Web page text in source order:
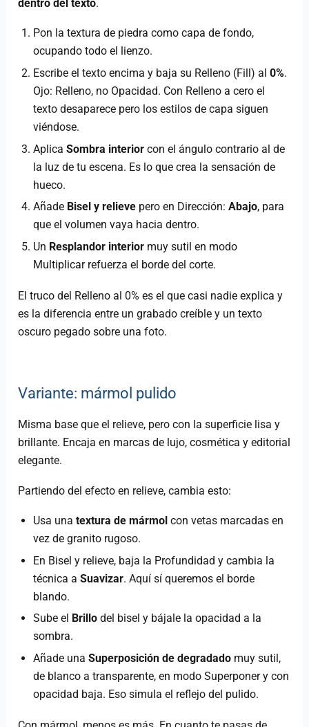
dentro del texto.
Pon la textura de piedra como capa de fondo,
ocupando todo el lienzo.
Escribe el texto encima y baja su Relleno (Fill) al0%.
Ojo: Relleno, no Opacidad. Con Relleno a cero el
texto desaparece pero los estilos de capa siguen
viéndose.
AplicaSombra interior con el ángulo contrario al de
la luz de tu escena. Es lo que crea la sensación de
hueco.
Añade Bisel y relieve pero en Dirección:Abajo, para
que el volumen vaya hacia dentro.
Un Resplandor interior muy sutil en modo
Multiplicar refuerza el borde del corte.
El truco del Relleno al 0% es el que casi nadie explica y
es la diferencia entre un grabado creíble y un texto
oscuro pegado sobre una foto.
Variante: mármol pulido
Misma base que el relieve, pero con la superficie lisa y
brillante. Encaja en marcas de lujo, cosmética y editorial
elegante.
Partiendo del efecto en relieve, cambia esto:
Usa unatextura de mármol con vetas marcadas en
vez de granito rugoso.
En Bisel y relieve, baja la Profundidad y cambia la
técnica aSuavizar. Aquí sí queremos el borde
blando.
Sube el Brillo del bisel y bájale la opacidad a la
sombra.
Añade unaSuperposición de degradado muy sutil,
de blanco a transparente, en modo Superponer y con
opacidad baja. Eso simula el reflejo del pulido.